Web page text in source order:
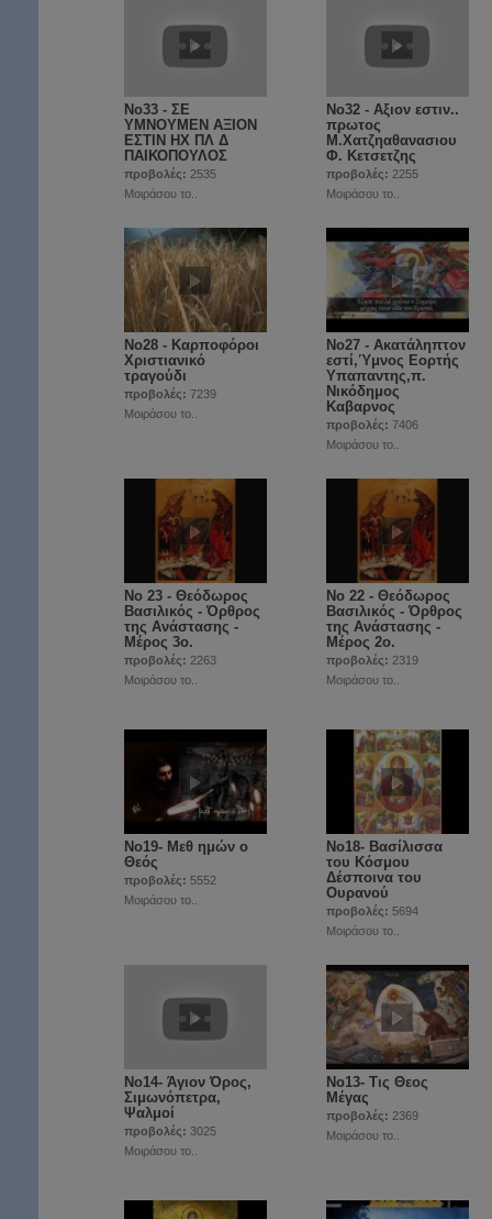
No33 - ΣΕ
ΥΜΝΟΥΜΕΝ ΑΞΙΟΝ
ΕΣΤΙΝ ΗΧ ΠΛ Δ
ΠΑΙΚΟΠΟΥΛΟΣ
προβολές: 2535
Μοιράσου το..
No32 - Αξιον εστιν..
πρωτος
Μ.Χατζηαθανασιου
Φ. Κετσετζης
προβολές: 2255
Μοιράσου το..
Νο28 - Καρποφόροι
Χριστιανικό
τραγούδι
προβολές: 7239
Μοιράσου το..
Νο27 - Ακατάληπτον
εστί,Ύμνος Εορτής
Υπαπαντης,π.
Νικόδημος
Καβαρνος
προβολές: 7406
Μοιράσου το..
Νο 23 - Θεόδωρος
Βασιλικός - Όρθρος
της Ανάστασης -
Μέρος 3ο.
προβολές: 2263
Μοιράσου το..
Νο 22 - Θεόδωρος
Βασιλικός - Όρθρος
της Ανάστασης -
Μέρος 2ο.
προβολές: 2319
Μοιράσου το..
Νο19- Μεθ ημών ο
Θεός
προβολές: 5552
Μοιράσου το..
Νο18- Βασίλισσα
του Κόσμου
Δέσποινα του
Ουρανού
προβολές: 5694
Μοιράσου το..
Νο14- Άγιον Όρος,
Σιμωνόπετρα,
Ψαλμοί
προβολές: 3025
Μοιράσου το..
Νο13- Τις Θεος
Μέγας
προβολές: 2369
Μοιράσου το..